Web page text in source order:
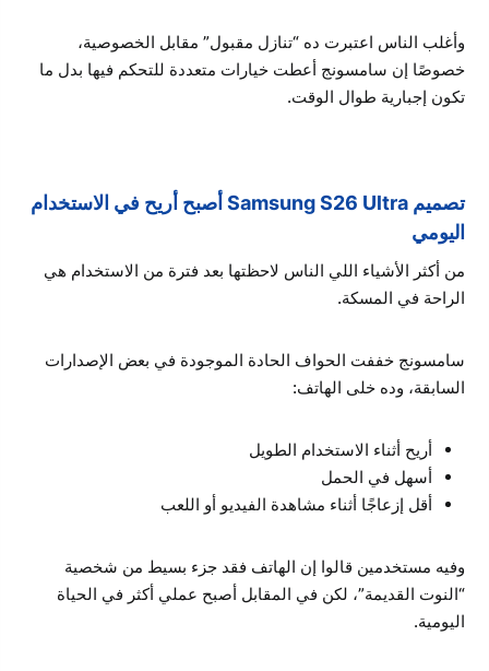
وأغلب الناس اعتبرت ده “تنازل مقبول” مقابل الخصوصية،
خصوصًا إن سامسونج أعطت خيارات متعددة للتحكم فيها بدل ما
تكون إجبارية طوال الوقت.
تصميم Samsung S26 Ultra أصبح أريح في الاستخدام
اليومي
من أكثر الأشياء اللي الناس لاحظتها بعد فترة من الاستخدام هي
الراحة في المسكة.
سامسونج خففت الحواف الحادة الموجودة في بعض الإصدارات
السابقة، وده خلى الهاتف:
أريح أثناء الاستخدام الطويل
أسهل في الحمل
أقل إزعاجًا أثناء مشاهدة الفيديو أو اللعب
وفيه مستخدمين قالوا إن الهاتف فقد جزء بسيط من شخصية
“النوت القديمة”، لكن في المقابل أصبح عملي أكثر في الحياة
اليومية.